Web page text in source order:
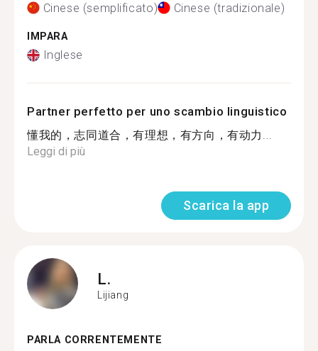
Cinese (semplificato) Cinese (tradizionale)
IMPARA
Inglese
Partner perfetto per uno scambio linguistico
懂我的，志同道合，有理想，有方向，有动力...
Leggi di più
Scarica la app
L.
Lijiang
PARLA CORRENTEMENTE